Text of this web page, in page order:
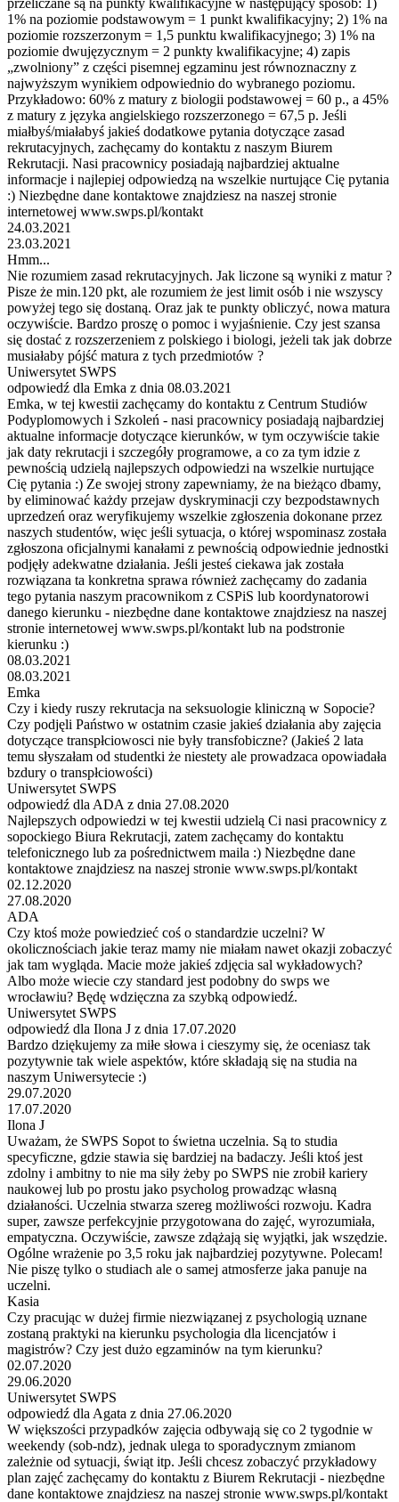
1% na poziomie podstawowym = 1 punkt kwalifikacyjny; 2) 1% na
poziomie rozszerzonym = 1,5 punktu kwalifikacyjnego; 3) 1% na
poziomie dwujęzycznym = 2 punkty kwalifikacyjne; 4) zapis
„zwolniony” z części pisemnej egzaminu jest równoznaczny z
najwyższym wynikiem odpowiednio do wybranego poziomu.
Przykładowo: 60% z matury z biologii podstawowej = 60 p., a 45%
z matury z języka angielskiego rozszerzonego = 67,5 p. Jeśli
miałbyś/miałabyś jakieś dodatkowe pytania dotyczące zasad
rekrutacyjnych, zachęcamy do kontaktu z naszym Biurem
Rekrutacji. Nasi pracownicy posiadają najbardziej aktualne
informacje i najlepiej odpowiedzą na wszelkie nurtujące Cię pytania
:) Niezbędne dane kontaktowe znajdziesz na naszej stronie
internetowej www.swps.pl/kontakt
24.03.2021
23.03.2021
Hmm...
Nie rozumiem zasad rekrutacyjnych. Jak liczone są wyniki z matur ?
Pisze że min.120 pkt, ale rozumiem że jest limit osób i nie wszyscy
powyżej tego się dostaną. Oraz jak te punkty obliczyć, nowa matura
oczywiście. Bardzo proszę o pomoc i wyjaśnienie. Czy jest szansa
się dostać z rozszerzeniem z polskiego i biologi, jeżeli tak jak dobrze
musiałaby pójść matura z tych przedmiotów ?
Uniwersytet SWPS
odpowiedź dla Emka z dnia 08.03.2021
Emka, w tej kwestii zachęcamy do kontaktu z Centrum Studiów
Podyplomowych i Szkoleń - nasi pracownicy posiadają najbardziej
aktualne informacje dotyczące kierunków, w tym oczywiście takie
jak daty rekrutacji i szczegóły programowe, a co za tym idzie z
pewnością udzielą najlepszych odpowiedzi na wszelkie nurtujące
Cię pytania :) Ze swojej strony zapewniamy, że na bieżąco dbamy,
by eliminować każdy przejaw dyskryminacji czy bezpodstawnych
uprzedzeń oraz weryfikujemy wszelkie zgłoszenia dokonane przez
naszych studentów, więc jeśli sytuacja, o której wspominasz została
zgłoszona oficjalnymi kanałami z pewnością odpowiednie jednostki
podjęły adekwatne działania. Jeśli jesteś ciekawa jak została
rozwiązana ta konkretna sprawa również zachęcamy do zadania
tego pytania naszym pracownikom z CSPiS lub koordynatorowi
danego kierunku - niezbędne dane kontaktowe znajdziesz na naszej
stronie internetowej www.swps.pl/kontakt lub na podstronie
kierunku :)
08.03.2021
08.03.2021
Emka
Czy i kiedy ruszy rekrutacja na seksuologie kliniczną w Sopocie?
Czy podjęli Państwo w ostatnim czasie jakieś działania aby zajęcia
dotyczące transpłciowosci nie były transfobiczne? (Jakieś 2 lata
temu słyszałam od studentki że niestety ale prowadzaca opowiadała
bzdury o transpłciowości)
Uniwersytet SWPS
odpowiedź dla ADA z dnia 27.08.2020
Najlepszych odpowiedzi w tej kwestii udzielą Ci nasi pracownicy z
sopockiego Biura Rekrutacji, zatem zachęcamy do kontaktu
telefonicznego lub za pośrednictwem maila :) Niezbędne dane
kontaktowe znajdziesz na naszej stronie www.swps.pl/kontakt
02.12.2020
27.08.2020
ADA
Czy ktoś może powiedzieć coś o standardzie uczelni? W
okolicznościach jakie teraz mamy nie miałam nawet okazji zobaczyć
jak tam wygląda. Macie może jakieś zdjęcia sal wykładowych?
Albo może wiecie czy standard jest podobny do swps we
wrocławiu? Będę wdzięczna za szybką odpowiedź.
Uniwersytet SWPS
odpowiedź dla Ilona J z dnia 17.07.2020
Bardzo dziękujemy za miłe słowa i cieszymy się, że oceniasz tak
pozytywnie tak wiele aspektów, które składają się na studia na
naszym Uniwersytecie :)
29.07.2020
17.07.2020
Ilona J
Uważam, że SWPS Sopot to świetna uczelnia. Są to studia
specyficzne, gdzie stawia się bardziej na badaczy. Jeśli ktoś jest
zdolny i ambitny to nie ma siły żeby po SWPS nie zrobił kariery
naukowej lub po prostu jako psycholog prowadząc własną
działaności. Uczelnia stwarza szereg możliwości rozwoju. Kadra
super, zawsze perfekcyjnie przygotowana do zajęć, wyrozumiała,
empatyczna. Oczywiście, zawsze zdążają się wyjątki, jak wszędzie.
Ogólne wrażenie po 3,5 roku jak najbardziej pozytywne. Polecam!
Nie piszę tylko o studiach ale o samej atmosferze jaka panuje na
uczelni.
Kasia
Czy pracując w dużej firmie niezwiązanej z psychologią uznane
zostaną praktyki na kierunku psychologia dla licencjatów i
magistrów? Czy jest dużo egzaminów na tym kierunku?
02.07.2020
29.06.2020
Uniwersytet SWPS
odpowiedź dla Agata z dnia 27.06.2020
W większości przypadków zajęcia odbywają się co 2 tygodnie w
weekendy (sob-ndz), jednak ulega to sporadycznym zmianom
zależnie od sytuacji, świąt itp. Jeśli chcesz zobaczyć przykładowy
plan zajęć zachęcamy do kontaktu z Biurem Rekrutacji - niezbędne
dane kontaktowe znajdziesz na naszej stronie www.swps.pl/kontakt